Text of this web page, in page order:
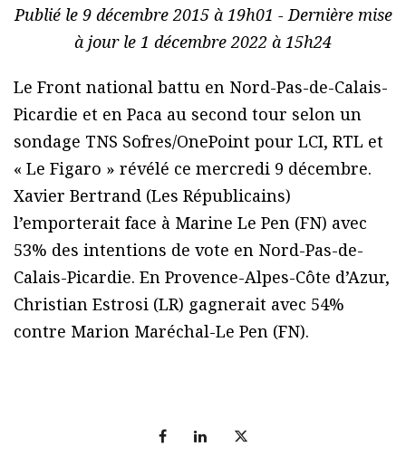
Publié le 9 décembre 2015 à 19h01 - Dernière mise
à jour le 1 décembre 2022 à 15h24
Le Front national battu en Nord-Pas-de-Calais-
Picardie et en Paca au second tour selon un
sondage TNS Sofres/OnePoint pour LCI, RTL et
« Le Figaro » révélé ce mercredi 9 décembre.
Xavier Bertrand (Les Républicains)
l’emporterait face à Marine Le Pen (FN) avec
53% des intentions de vote en Nord-Pas-de-
Calais-Picardie. En Provence-Alpes-Côte d’Azur,
Christian Estrosi (LR) gagnerait avec 54%
contre Marion Maréchal-Le Pen (FN).